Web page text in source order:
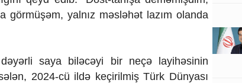
yalnız məsləhət lazım olanda
saya biləcəyi bir neçə layihəsinin
2024-cü ildə keçirilmiş Türk Dünyası